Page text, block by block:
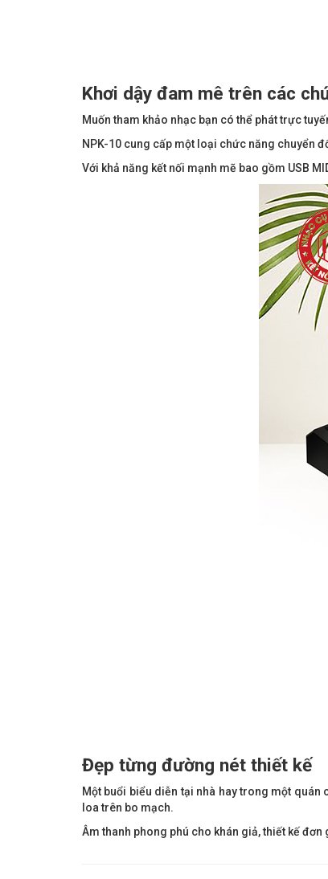
Khơi dậy đam mê trên các
Muốn tham khảo nhạc bạn có thể phát trực
NPK-10 cung cấp một loại chức năng chuyển
Với khả năng kết nối mạnh mẽ bao gồm USB
Đẹp từng đường nét thiết kế
Một buổi biểu diễn tại nhà hay trong một
loa trên bo mạch.
Âm thanh phong phú cho khán giả, thiết kế